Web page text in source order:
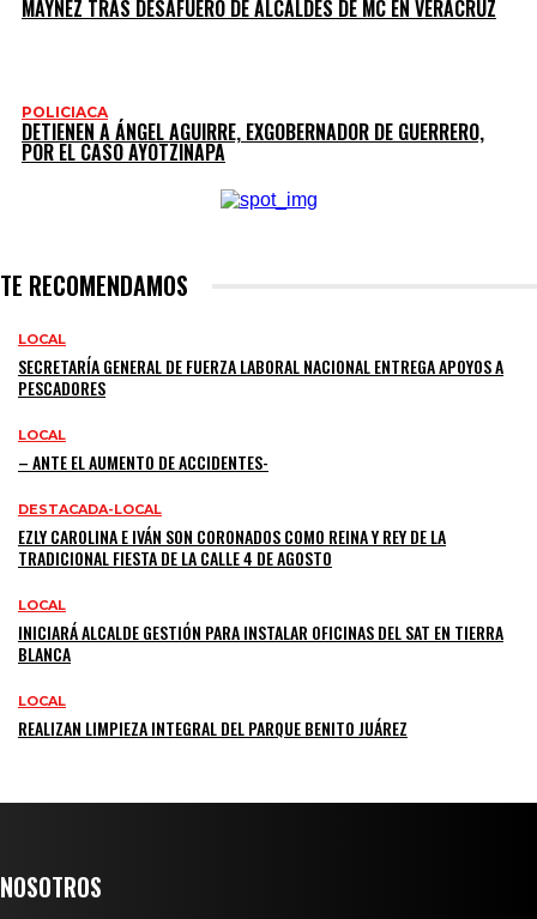
MÁYNEZ TRAS DESAFUERO DE ALCALDES DE MC EN VERACRUZ
POLICIACA
DETIENEN A ÁNGEL AGUIRRE, EXGOBERNADOR DE GUERRERO,
POR EL CASO AYOTZINAPA
TE RECOMENDAMOS
LOCAL
SECRETARÍA GENERAL DE FUERZA LABORAL NACIONAL ENTREGA APOYOS A
PESCADORES
LOCAL
– ANTE EL AUMENTO DE ACCIDENTES-
DESTACADA-LOCAL
EZLY CAROLINA E IVÁN SON CORONADOS COMO REINA Y REY DE LA
TRADICIONAL FIESTA DE LA CALLE 4 DE AGOSTO
LOCAL
INICIARÁ ALCALDE GESTIÓN PARA INSTALAR OFICINAS DEL SAT EN TIERRA
BLANCA
LOCAL
REALIZAN LIMPIEZA INTEGRAL DEL PARQUE BENITO JUÁREZ
NOSOTROS